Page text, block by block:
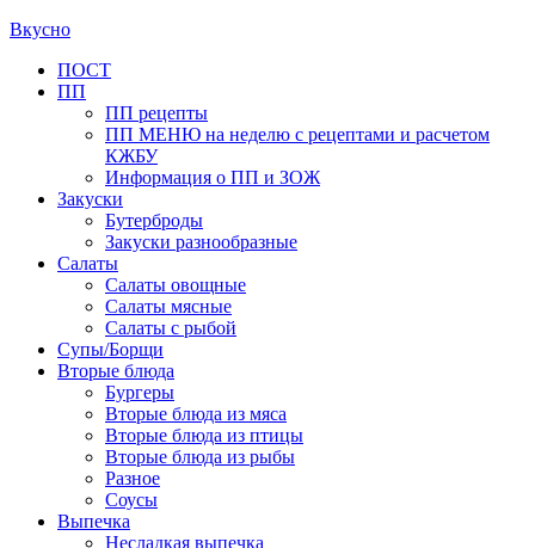
Вкусно
Primary
Menu
ПОСТ
ПП
ПП рецепты
ПП МЕНЮ на неделю с рецептами и расчетом
КЖБУ
Информация о ПП и ЗОЖ
Закуски
Бутерброды
Закуски разнообразные
Салаты
Салаты овощные
Салаты мясные
Салаты с рыбой
Супы/Борщи
Вторые блюда
Бургеры
Вторые блюда из мяса
Вторые блюда из птицы
Вторые блюда из рыбы
Разное
Соусы
Выпечка
Несладкая выпечка